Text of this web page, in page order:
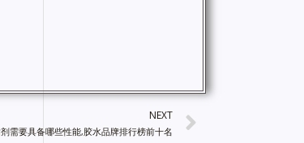
NEXT
需要具备哪些性能,胶水品牌排行榜前十名